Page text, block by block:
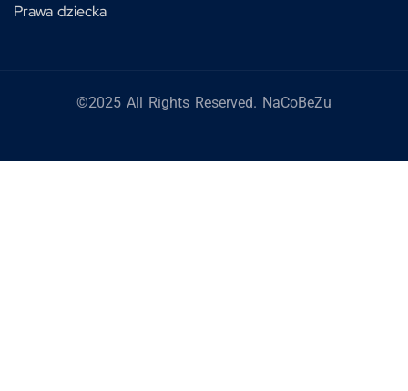
Prawa dziecka
©2025 All Rights Reserved. NaCoBeZu